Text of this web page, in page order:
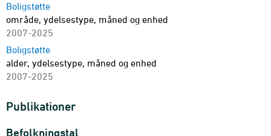
Boligstøtte
område, ydelsestype, måned og enhed
2007-2025
Boligstøtte
alder, ydelsestype, måned og enhed
2007-2025
Publikationer
Befolkningstal